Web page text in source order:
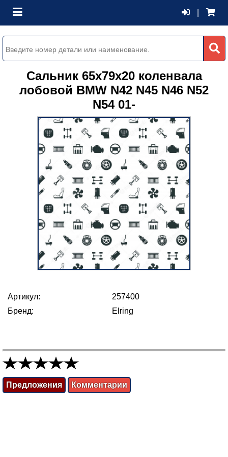
Сальник 65x79x20 коленвала
лобовой BMW N42 N45 N46 N52
N54 01-
Артикул:
257400
Бренд:
Elring
Предложения Комментарии